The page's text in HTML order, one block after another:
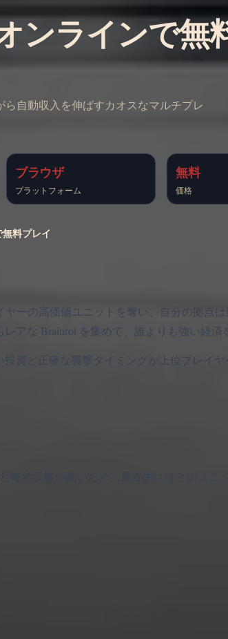
ンラインで無
ら自動収入を伸ばすカオスなマルチプレ
ブラウザ
プラットフォーム
無料
価格
料プレイ
ヤーの高価値ユニットを奪い、自分の拠点
アな Brainrot を集めて、誰よりも強い経済
資と正確な襲撃タイミングが上位プレイ
毎秒収益が高いため、最終的にはどのユニ